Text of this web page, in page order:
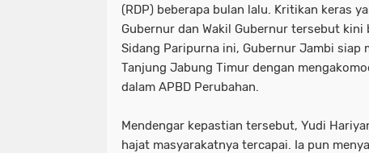
(RDP) beberapa bulan lalu. Kritikan keras
Gubernur dan Wakil Gubernur tersebut kini
Sidang Paripurna ini, Gubernur Jambi siap
Tanjung Jabung Timur dengan
dalam APBD Perubahan.
​Mendengar kepastian tersebut, Yudi
hajat masyarakatnya tercapai. Ia pun